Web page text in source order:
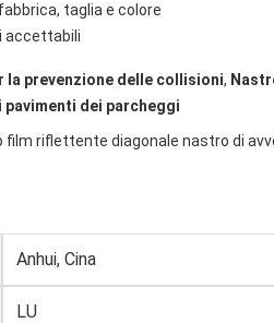
taglia e colore
accettabili
la prevenzione delle collisioni,
dei parcheggi
film riflettente diagonale nastro di
Anhui, Cina
LU